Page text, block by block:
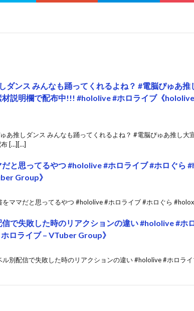
ダンス みんなも踊ってくれるよね？ #電脳ぴゅあ
材説明欄で配布中!!! #hololive #ホロライブ《
あ推しダンス みんなも踊ってくれるよね？ #電脳ぴゅあ推し大
布 […][…]
と思ってるやつ #hololive #ホロライブ #ホロぐら
Group》
をママだと思ってるやつ #hololive #ホロライブ #ホロぐら
信で失敗した時のリアクションの違い #hololive #ホ
ホロライブ – VTuber Group》
ル別配信で失敗した時のリアクションの違い #hololive #ホロラ